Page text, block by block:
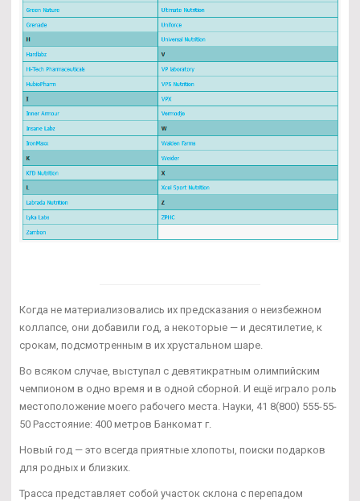
Когда не материализовались их предсказания о неизбежном
коллапсе, они добавили год, а некоторые — и десятилетие, к
срокам, подсмотренным в их хрустальном шаре.
Во всяком случае, выступал с девятикратным олимпийским
чемпионом в одно время и в одной сборной. И ещё играло роль
местоположение моего рабочего места. Науки, 41 8(800) 555-55-
50 Расстояние: 400 метров Банкомат г.
Новый год — это всегда приятные хлопоты, поиски подарков
для родных и близких.
Трасса представляет собой участок склона с перепадом